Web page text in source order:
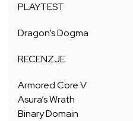
PLAYTEST
Dragon’s Dogma
RECENZJE
Armored Core V
Asura’s Wrath
Binary Domain